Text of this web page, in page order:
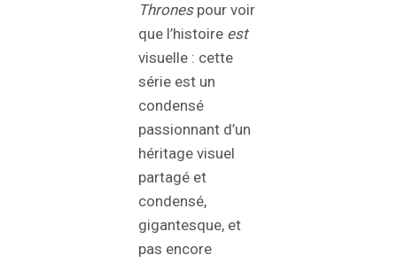
Thronespour voir
que l’histoire est
visuelle : cette
série est un
condensé
passionnant d’un
héritage visuel
partagé et
condensé,
gigantesque, et
pas encore